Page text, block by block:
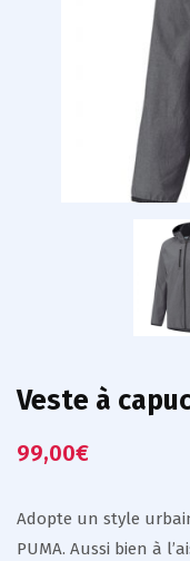
Veste à
99,00€
Adopte un style
PUMA. Aussi bien à